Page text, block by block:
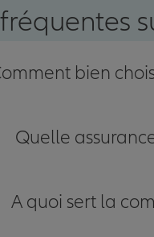
bien
Quelle
A quoi sert la